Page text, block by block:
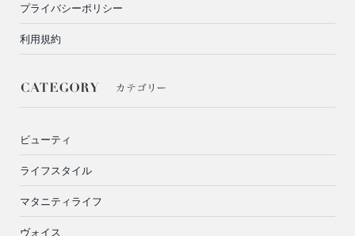
プライバシーポリシー
利用規約
ビューティ
ライフスタイル
マタニティライフ
ヴォイス